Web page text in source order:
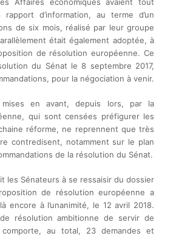
rapport d’information, au terme d’un
de six mois, réalisé par leur groupe
était également adoptée, à
de résolution européenne. Ce
du Sénat le 8 septembre 2017,
pour la négociation à venir.
en avant, depuis lors, par la
qui sont censées préfigurer les
réforme, ne reprennent que très
contredisent, notamment sur le plan
de la résolution du Sénat.
les Sénateurs à se ressaisir du dossier
de résolution européenne a
encore à l’unanimité, le 12 avril 2018.
résolution ambitionne de servir de
comporte, au total, 23 demandes et